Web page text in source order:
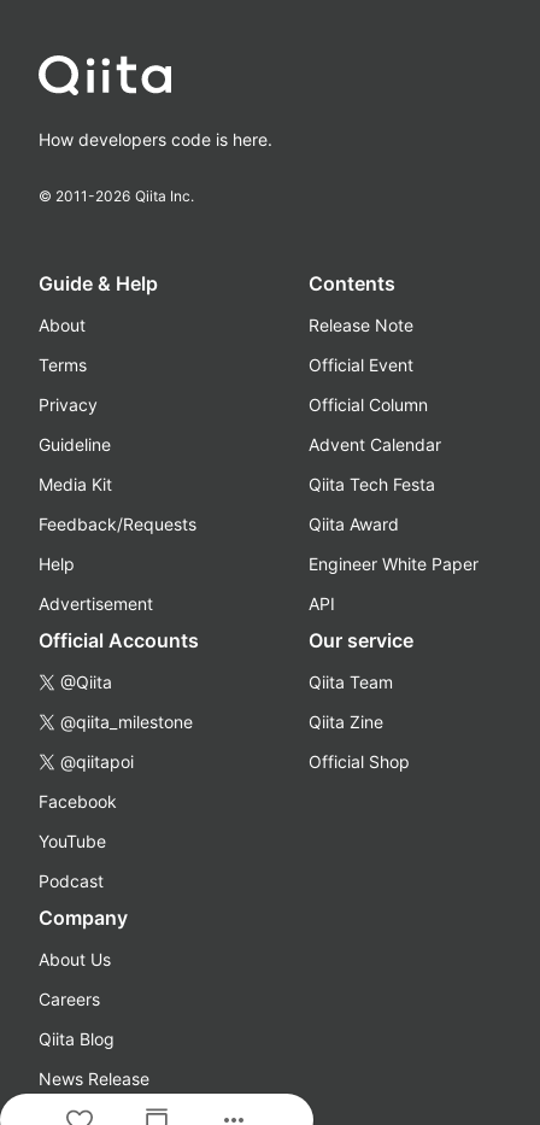
How developers code is here.
© 2011-2026 Qiita Inc.
Guide & Help
About
Terms
Privacy
Guideline
Media Kit
Feedback/Requests
Help
Advertisement
Contents
Release Note
Official Event
Official Column
Advent Calendar
Qiita Tech Festa
Qiita Award
Engineer White Paper
API
Official Accounts
@Qiita
@qiita_milestone
@qiitapoi
Facebook
YouTube
Podcast
Our service
Qiita Team
Qiita Zine
Official Shop
Company
About Us
Careers
Qiita Blog
News Release